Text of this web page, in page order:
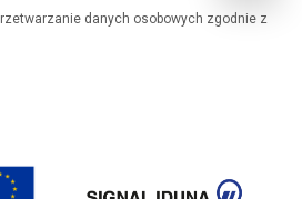
danych osobowych zgodnie z